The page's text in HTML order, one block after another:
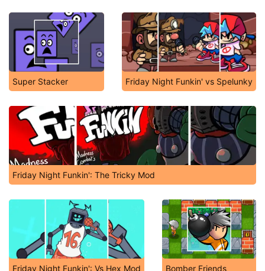
Super Stacker Friday Night Funkin' vs Spelunky
Friday Night Funkin': The Tricky Mod
Friday Night Funkin': Vs Hex Mod Bomber Friends